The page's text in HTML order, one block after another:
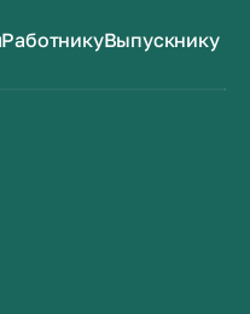
РаботникуВыпускнику